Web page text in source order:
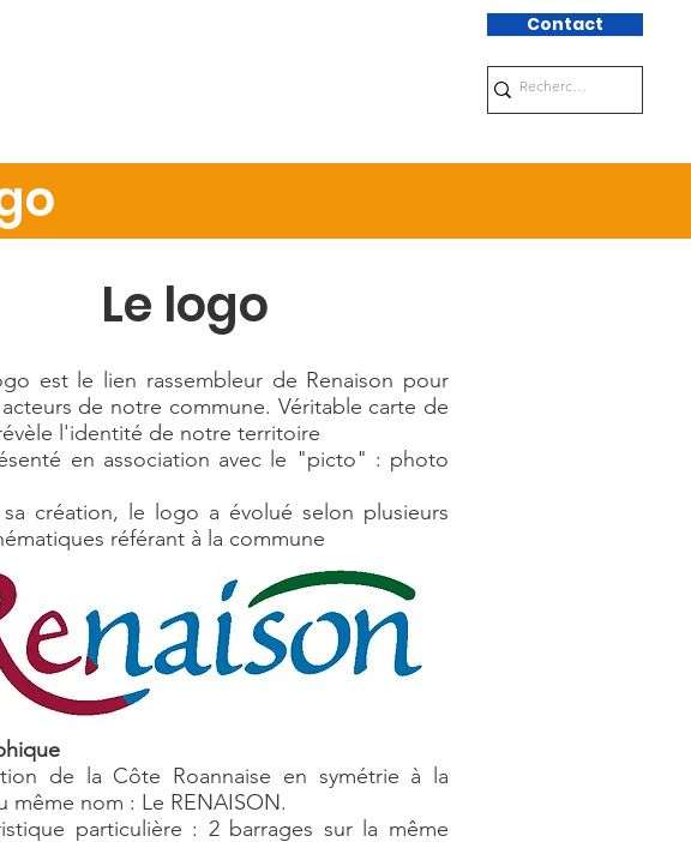
Contact
Le logo
est le lien rassembleur de Renaison pour
de notre commune. Véritable carte de
l'identité de notre territoire
en association avec le "picto" : photo
création, le logo a évolué selon plusieurs
référant à la commune
de la Côte Roannaise en symétrie à la
même nom : Le RENAISON.
particulière : 2 barrages sur la même